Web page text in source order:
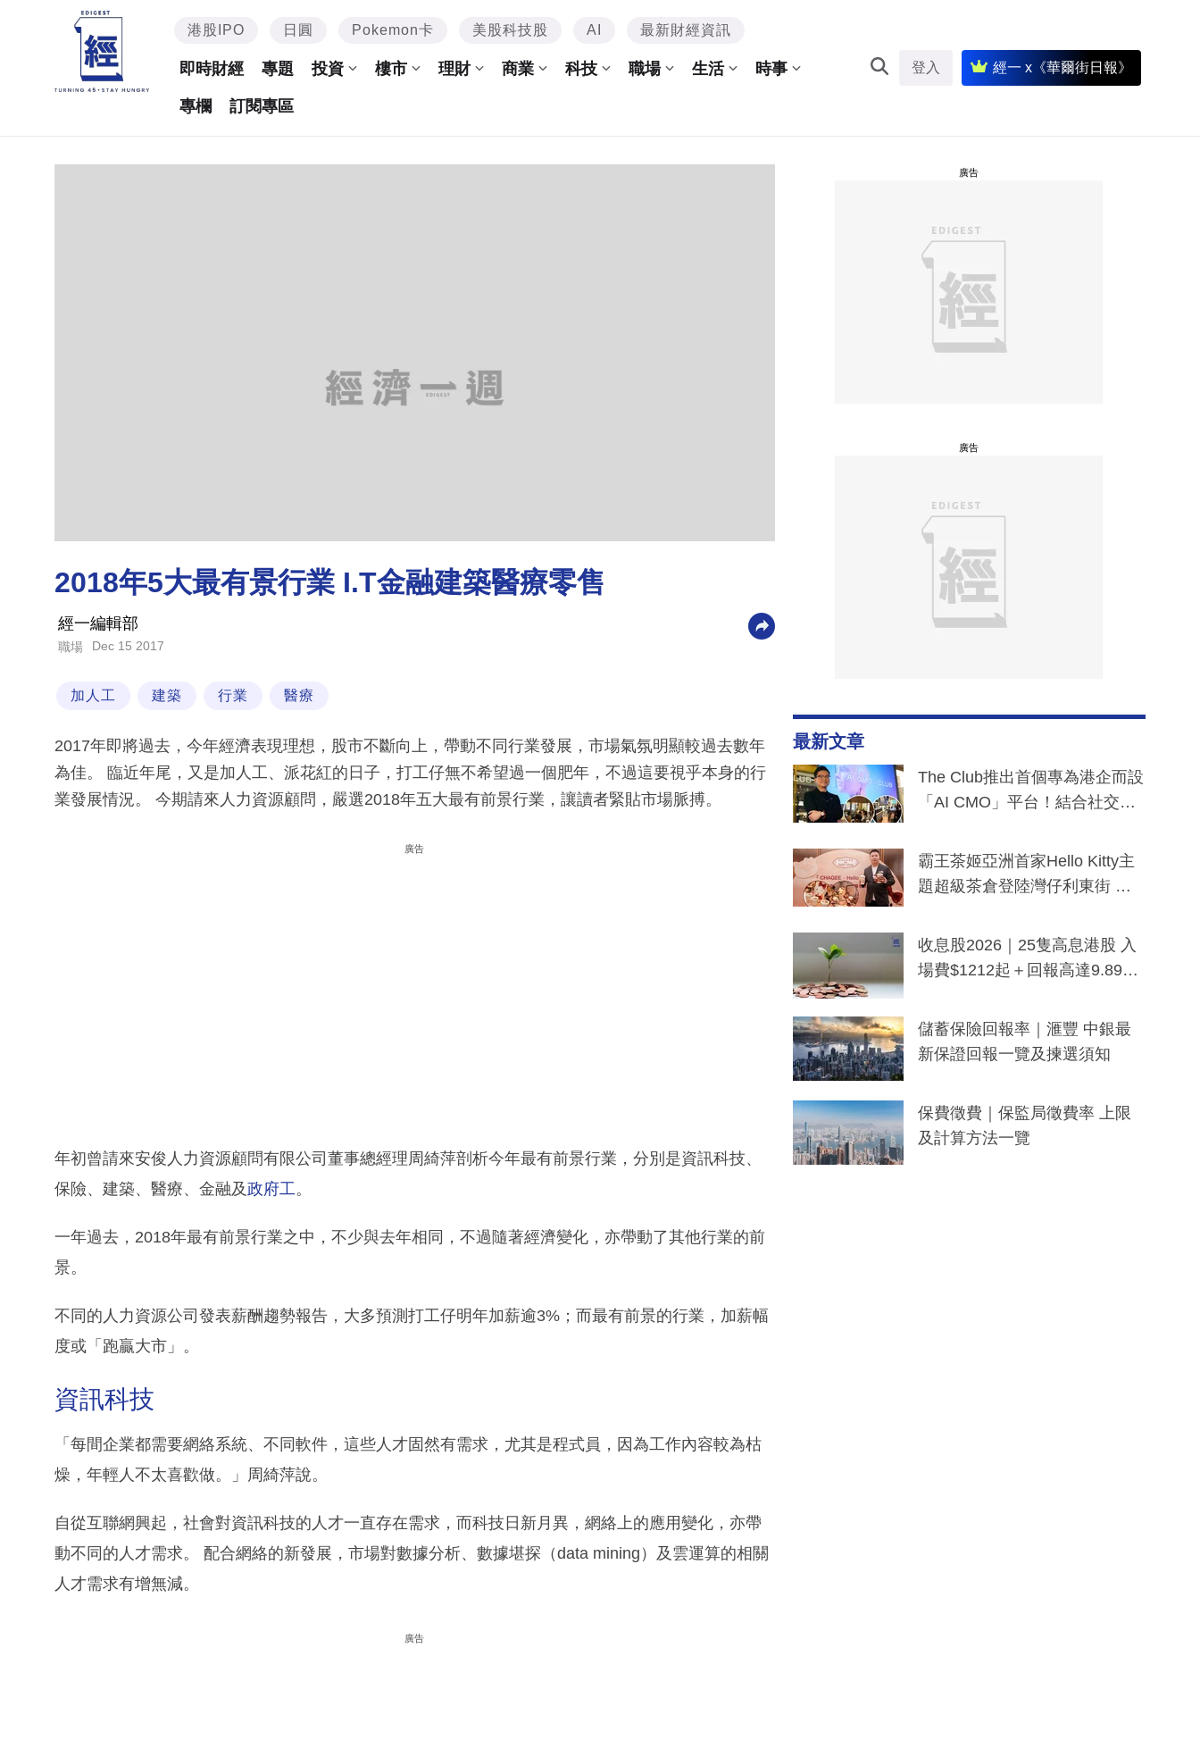
港股IPO 日圓 Pokemon卡 美股科技股 AI 最新財經資訊
即時財經 專題 投資 樓市 理財 商業 科技 職場 生活 時事
專欄 訂閱專區
登入 經一 x《華爾街日報》
2018年5大最有景行業 I.T金融建築醫療零售
經一編輯部
職場 Dec 15 2017
加人工 建築 行業 醫療
2017年即將過去，今年經濟表現理想，股市不斷向上，帶動不同行業發展，市場氣氛明顯較過去數年
為佳。 臨近年尾，又是加人工、派花紅的日子，打工仔無不希望過一個肥年，不過這要視乎本身的行
業發展情況。 今期請來人力資源顧問，嚴選2018年五大最有前景行業，讓讀者緊貼市場脈搏。
廣告
年初曾請來安俊人力資源顧問有限公司董事總經理周綺萍剖析今年最有前景行業，分別是資訊科技、
保險、建築、醫療、金融及政府工。
一年過去，2018年最有前景行業之中，不少與去年相同，不過隨著經濟變化，亦帶動了其他行業的前
景。
不同的人力資源公司發表薪酬趨勢報告，大多預測打工仔明年加薪逾3%；而最有前景的行業，加薪幅
度或「跑贏大市」。
資訊科技
「每間企業都需要網絡系統、不同軟件，這些人才固然有需求，尤其是程式員，因為工作內容較為枯
燥，年輕人不太喜歡做。」周綺萍說。
自從互聯網興起，社會對資訊科技的人才一直存在需求，而科技日新月異，網絡上的應用變化，亦帶
動不同的人才需求。 配合網絡的新發展，市場對數據分析、數據堪探（data mining）及雲運算的相關
人才需求有增無減。
廣告
廣告
廣告
最新文章
The Club推出首個專為港企而設
「AI CMO」平台！結合社交聆
分鐘生成「貼地」宣傳短片
霸王茶姬亞洲首家Hello Kitty主
題超級茶倉登陸灣仔利東街 推
y及香港限定特調系列
收息股2026｜25隻高息港股 入
場費$1212起＋回報高達9.89
儲蓄保險回報率｜滙豐 中銀最
新保證回報一覽及揀選須知
保費徵費｜保監局徵費率 上限
及計算方法一覽